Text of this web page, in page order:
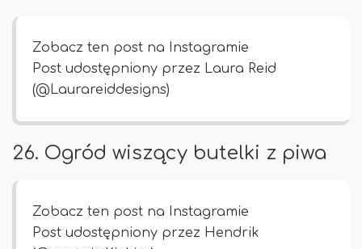
Zobacz ten post na Instagramie
Post udostępniony przez Laura Reid
(@Laurareiddesigns)
26. Ogród wiszący butelki z piwa
Zobacz ten post na Instagramie
Post udostępniony przez Hendrik